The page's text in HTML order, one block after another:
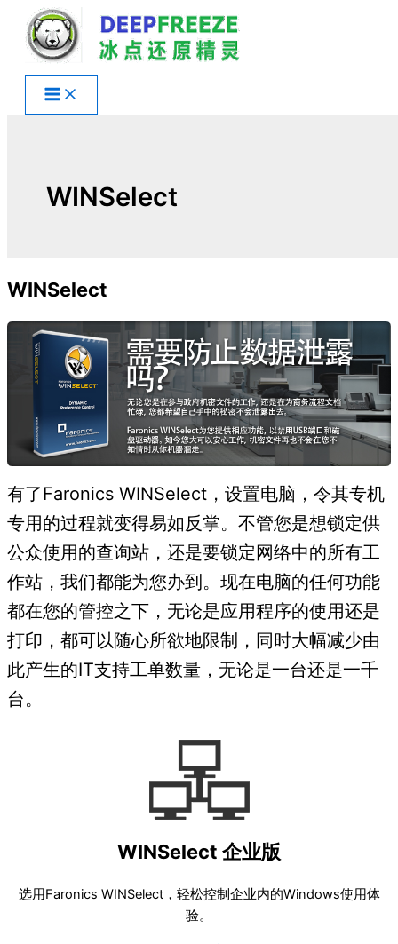
WINSelect
WINSelect
有了Faronics WINSelect，设置电脑，令其专机
专用的过程就变得易如反掌。不管您是想锁定供
公众使用的查询站，还是要锁定网络中的所有工
作站，我们都能为您办到。现在电脑的任何功能
都在您的管控之下，无论是应用程序的使用还是
打印，都可以随心所欲地限制，同时大幅减少由
此产生的IT支持工单数量，无论是一台还是一千
台。
WINSelect 企业版
选用Faronics WINSelect，轻松控制企业内的Windows使用体
验。